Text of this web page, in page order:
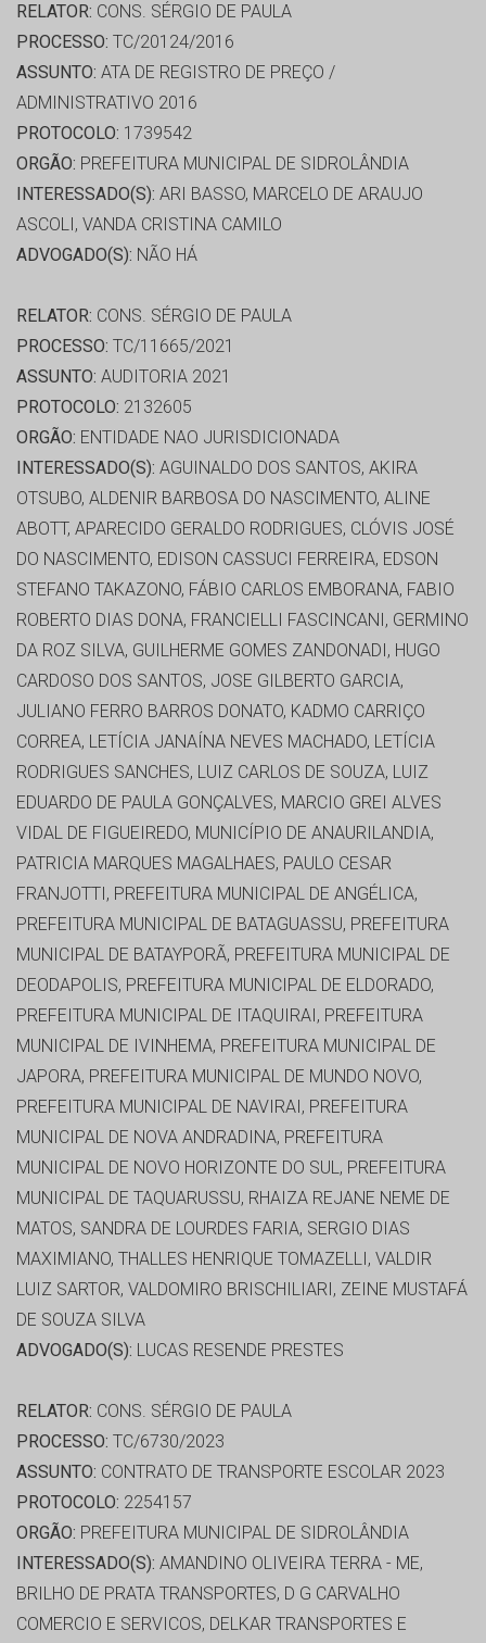
RELATOR: CONS. SÉRGIO DE PAULA
PROCESSO: TC/20124/2016
ASSUNTO: ATA DE REGISTRO DE PREÇO /
ADMINISTRATIVO 2016
PROTOCOLO: 1739542
ORGÃO: PREFEITURA MUNICIPAL DE SIDROLÂNDIA
INTERESSADO(S): ARI BASSO, MARCELO DE ARAUJO
ASCOLI, VANDA CRISTINA CAMILO
ADVOGADO(S): NÃO HÁ
RELATOR: CONS. SÉRGIO DE PAULA
PROCESSO: TC/11665/2021
ASSUNTO: AUDITORIA 2021
PROTOCOLO: 2132605
ORGÃO: ENTIDADE NAO JURISDICIONADA
INTERESSADO(S): AGUINALDO DOS SANTOS, AKIRA
OTSUBO, ALDENIR BARBOSA DO NASCIMENTO, ALINE
ABOTT, APARECIDO GERALDO RODRIGUES, CLÓVIS JOSÉ
DO NASCIMENTO, EDISON CASSUCI FERREIRA, EDSON
STEFANO TAKAZONO, FÁBIO CARLOS EMBORANA, FABIO
ROBERTO DIAS DONA, FRANCIELLI FASCINCANI, GERMINO
DA ROZ SILVA, GUILHERME GOMES ZANDONADI, HUGO
CARDOSO DOS SANTOS, JOSE GILBERTO GARCIA,
JULIANO FERRO BARROS DONATO, KADMO CARRIÇO
CORREA, LETÍCIA JANAÍNA NEVES MACHADO, LETÍCIA
RODRIGUES SANCHES, LUIZ CARLOS DE SOUZA, LUIZ
EDUARDO DE PAULA GONÇALVES, MARCIO GREI ALVES
VIDAL DE FIGUEIREDO, MUNICÍPIO DE ANAURILANDIA,
PATRICIA MARQUES MAGALHAES, PAULO CESAR
FRANJOTTI, PREFEITURA MUNICIPAL DE ANGÉLICA,
PREFEITURA MUNICIPAL DE BATAGUASSU, PREFEITURA
MUNICIPAL DE BATAYPORÃ, PREFEITURA MUNICIPAL DE
DEODAPOLIS, PREFEITURA MUNICIPAL DE ELDORADO,
PREFEITURA MUNICIPAL DE ITAQUIRAI, PREFEITURA
MUNICIPAL DE IVINHEMA, PREFEITURA MUNICIPAL DE
JAPORA, PREFEITURA MUNICIPAL DE MUNDO NOVO,
PREFEITURA MUNICIPAL DE NAVIRAI, PREFEITURA
MUNICIPAL DE NOVA ANDRADINA, PREFEITURA
MUNICIPAL DE NOVO HORIZONTE DO SUL, PREFEITURA
MUNICIPAL DE TAQUARUSSU, RHAIZA REJANE NEME DE
MATOS, SANDRA DE LOURDES FARIA, SERGIO DIAS
MAXIMIANO, THALLES HENRIQUE TOMAZELLI, VALDIR
LUIZ SARTOR, VALDOMIRO BRISCHILIARI, ZEINE MUSTAFÁ
DE SOUZA SILVA
ADVOGADO(S): LUCAS RESENDE PRESTES
RELATOR: CONS. SÉRGIO DE PAULA
PROCESSO: TC/6730/2023
ASSUNTO: CONTRATO DE TRANSPORTE ESCOLAR 2023
PROTOCOLO: 2254157
ORGÃO: PREFEITURA MUNICIPAL DE SIDROLÂNDIA
INTERESSADO(S): AMANDINO OLIVEIRA TERRA - ME,
BRILHO DE PRATA TRANSPORTES, D G CARVALHO
COMERCIO E SERVICOS, DELKAR TRANSPORTES E